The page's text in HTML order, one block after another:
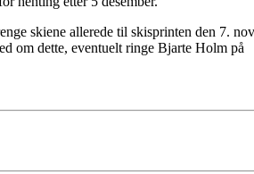
skiene allerede til skisprinten den 7. nov
om dette, eventuelt ringe Bjarte Holm på